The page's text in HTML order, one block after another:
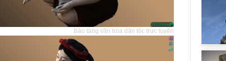
Bảo tàng văn hóa dân tộc trực tuyến